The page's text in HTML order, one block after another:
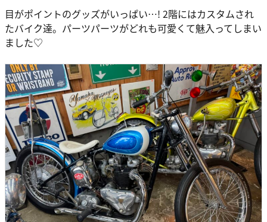
目がポイントのグッズがいっぱい…! 2階にはカスタムされ
たバイク達。パーツパーツがどれも可愛くて魅入ってしまい
ました♡